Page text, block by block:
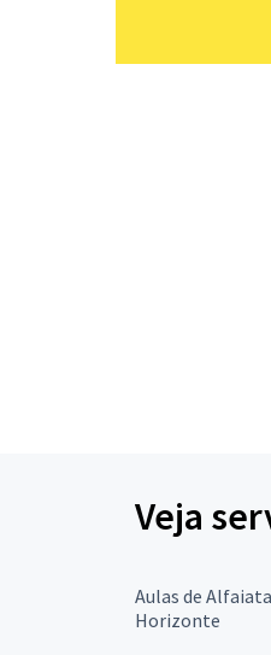
Veja
Aulas de
Horizonte